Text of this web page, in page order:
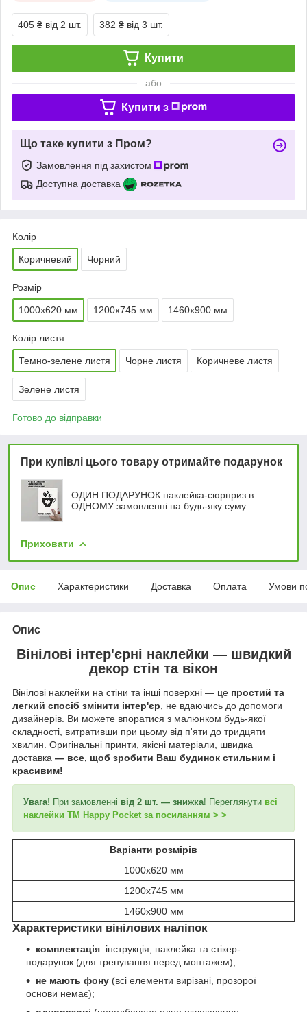
405 ₴ від 2 шт. 382 ₴ від 3 шт.
Купити
або
Купити з
Що таке купити з Пром?
Замовлення під захистом
Доступна доставка
Колір
Коричневий Чорний
Розмір
1000х620 мм 1200х745 мм 1460х900 мм
Колір листя
Темно-зелене листя Чорне листя Коричневе листя
Зелене листя
Готово до відправки
При купівлі цього товару отримайте подарунок
ОДИН ПОДАРУНОК наклейка-сюрприз в
ОДНОМУ замовленні на будь-яку суму
Приховати
Опис Характеристики Доставка Оплата Умови
Опис
Вінілові інтер'єрні наклейки ― швидкий
декор стін та вікон
Вінілові наклейки на стіни та інші поверхні — це простий та
легкий спосіб змінити інтер'єр, не вдаючись до допомоги
дизайнерів. Ви можете впоратися з малюнком будь-якої
складності, витративши при цьому від п'яти до тридцяти
хвилин. Оригінальні принти, якісні матеріали, швидка
доставка — все, щоб зробити Ваш будинок стильним і
красивим!
Увага! При замовленні від 2 шт. — знижка! Переглянути всі
наклейки ТМ Happy Pocket за посиланням > >
Варіанти розмірів
1000х620 мм
1200х745 мм
1460х900 мм
Характеристики вінілових наліпок
комплектація: інструкція, наклейка та стікер-
подарунок (для тренування перед монтажем);
не мають фону (всі елементи вирізані, прозорої
основи немає);